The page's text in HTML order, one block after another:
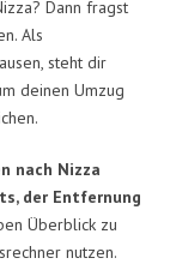
Dann fragst
Als
steht dir
deinen Umzug
nach Nizza
der Entfernung
Überblick zu
nutzen.